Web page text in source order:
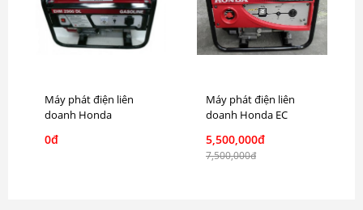
Máy phát điện liên
doanh Honda
0đ
Máy phát điện liên
doanh Honda EC
5,500,000đ
7,500,000đ